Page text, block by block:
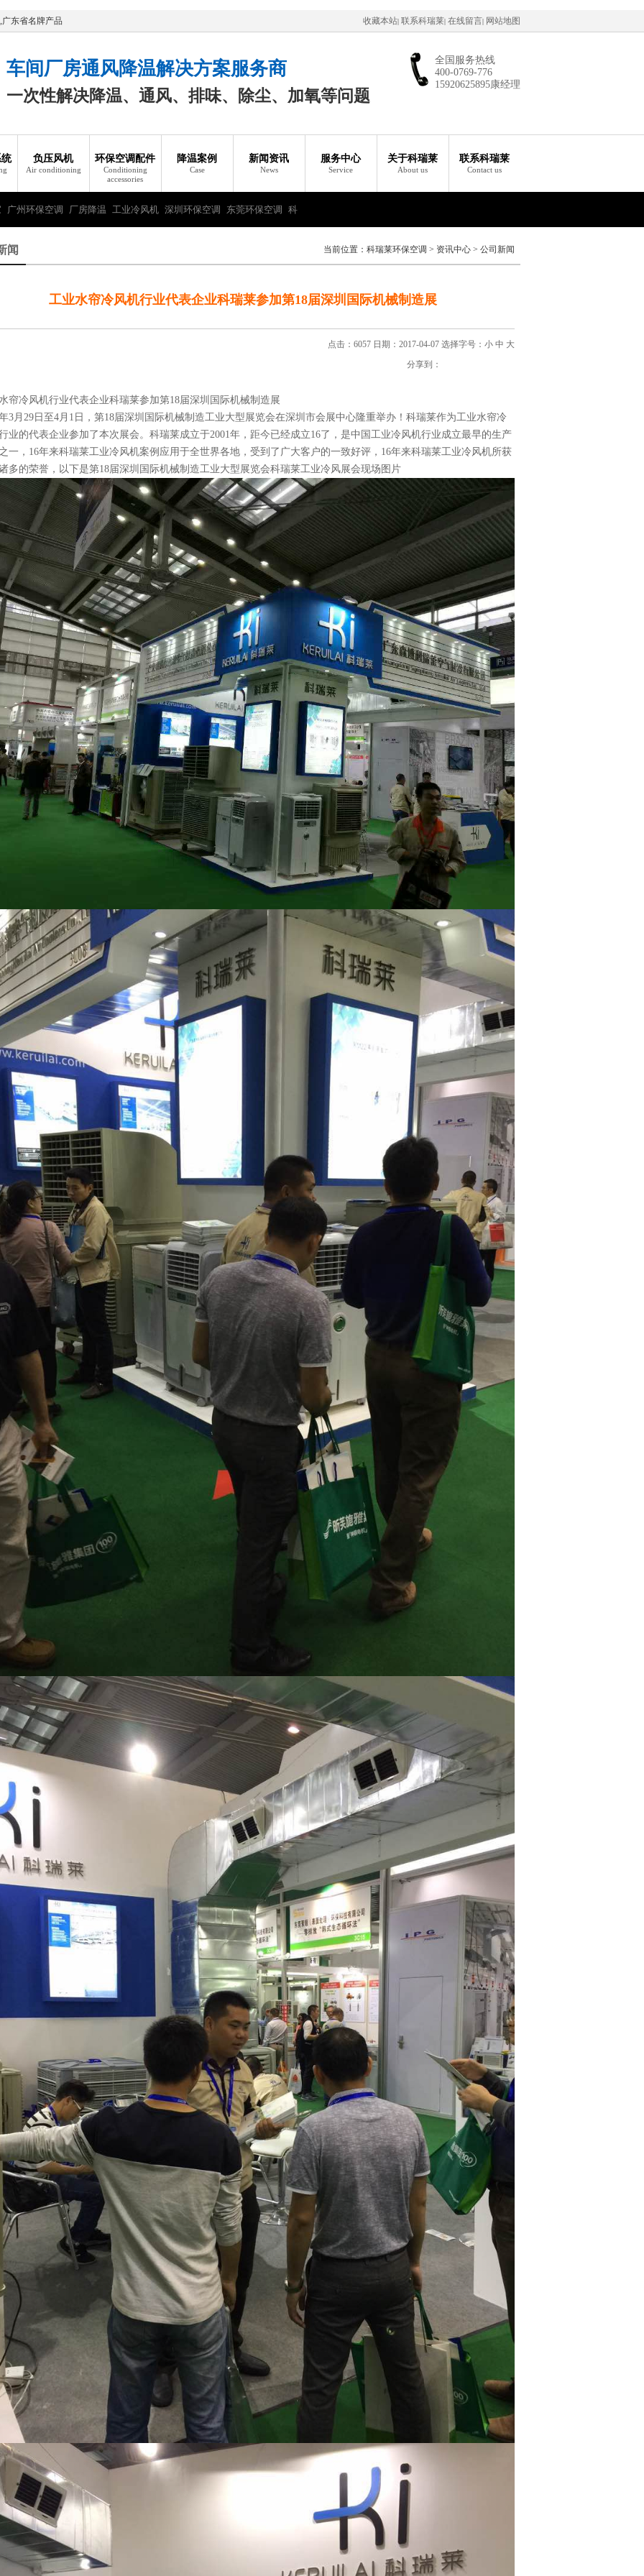
东省名牌产品 收藏本站| 联系科瑞莱| 在线留言| 网站地图
车间厂房通风降温解决方案服务商
一次性解决降温、通风、排味、除尘、加氧等问题
全国服务热线
400-0769-776
15920625895康经理
负压风机
Air conditioning
环保空调配件
Conditioning
accessories
降温案例
Case
新闻资讯
News
服务中心
Service
关于科瑞莱
About us
联系科瑞莱
Contact us
广州环保空调 厂房降温 工业冷风机 深圳环保空调 东莞环保空调 科
闻 当前位置： 科瑞莱环保空调 > 资讯中心 > 公司新闻
工业水帘冷风机行业代表企业科瑞莱参加第18届深圳国际机械制造展
点击：6057 日期：2017-04-07 选择字号： 小 中 大
分享到：
帘冷风机行业代表企业科瑞莱参加第18届深圳国际机械制造展
3月29日至4月1日，第18届深圳国际机械制造工业大型展览会在深圳市会展中心隆重举办！科瑞莱作为工业水帘冷
业的代表企业参加了本次展会。科瑞莱成立于2001年，距今已经成立16了，是中国 工业冷风机行业成立最早的生产
一，16年来科瑞莱工业冷风机案例应用于全世界各地，受到了广大客户的一致好评，16年来科瑞莱工业冷风机所获
多的荣誉，以下是第18届深圳国际机械制造工业大型展览会科瑞莱工业冷风展会现场图片